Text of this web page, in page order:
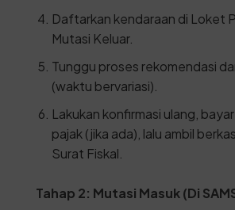
Daftarkan kendaraan di Loket
Mutasi Keluar.
Tunggu proses rekomendasi
(waktu bervariasi).
Lakukan konfirmasi ulang,
pajak (jika ada), lalu ambil
Surat Fiskal.
Tahap 2: Mutasi Masuk (Di